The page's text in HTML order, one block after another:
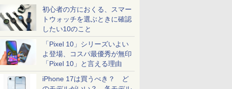
初心者の方におくる、スマー
トウォッチを選ぶときに確認
したい10のこと
「Pixel 10」シリーズいよい
よ登場、コスパ最優秀が無印
「Pixel 10」と言える理由
iPhone 17は買うべき？ ど